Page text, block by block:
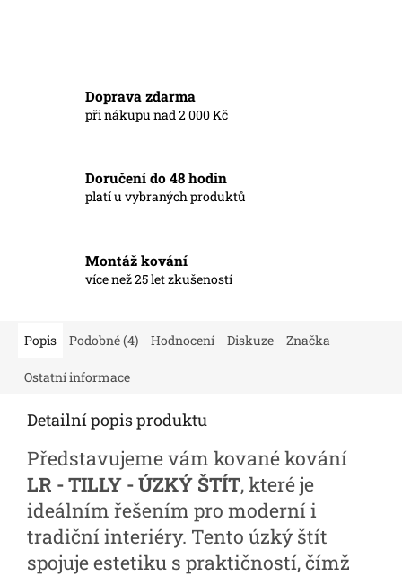
Doprava zdarma
při nákupu nad 2 000 Kč
Doručení do 48 hodin
platí u vybraných produktů
Montáž kování
více než 25 let zkušeností
Popis Podobné (4) Hodnocení Diskuze Značka
Ostatní informace
Detailní popis produktu
Představujeme vám kované kování
LR - TILLY - ÚZKÝ ŠTÍT, které je
ideálním řešením pro moderní i
tradiční interiéry. Tento úzký štít
spojuje estetiku s praktičností, čímž